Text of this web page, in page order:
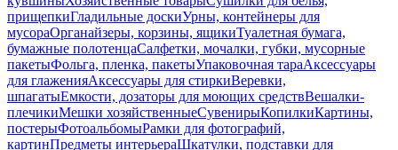
прищепкиГладильные доскиУрны, контейнеры для
мусораОрганайзеры, корзины, ящикиТуалетная бумага,
бумажные полотенцаСалфетки, мочалки, губки, мусорные
пакетыФольга, пленка, пакетыУпаковочная тараАксессуары
для глаженияАксессуары для стиркиВеревки,
шпагатыЕмкости, дозаторы для моющих средствВешалки-
плечикиМешки хозяйственныеСувенирыКопилкиКартины,
постерыФотоальбомыРамки для фотографий,
картинПредметы интерьераШкатулки, подставки для